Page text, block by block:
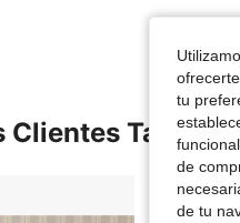
Clientes
tu
de
de tu